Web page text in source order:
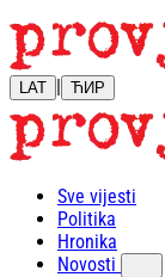
LAT | ЋИР
Sve vijesti
Politika
Hronika
Novosti